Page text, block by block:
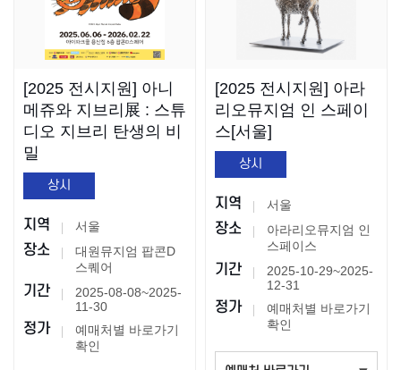
[2025 전시지원] 아니
메쥬와 지브리展 : 스튜
디오 지브리 탄생의 비
밀
상시
지역 서울
장소
대원뮤지엄 팝콘D
스퀘어
기간
2025-08-08~2025-
11-30
정가
예매처별 바로가기
확인
[2025 전시지원] 아라
리오뮤지엄 인 스페이
스[서울]
상시
지역 서울
장소
아라리오뮤지엄 인
스페이스
기간
2025-10-29~2025-
12-31
정가
예매처별 바로가기
확인